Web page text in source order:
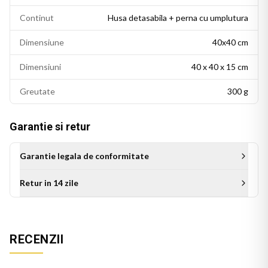
Aceasta perna personalizata este cadoul ideal pentru tata cu
afectiune, diferit de cadourile obisnuite si apreciat pe termen
Continut Husa detasabila + perna cu umplutura
Dimensiune 40x40 cm
Dimensiuni 40 x 40 x 15 cm
Greutate 300 g
Garantie si retur
Garantie legala de conformitate
Retur in 14 zile
RECENZII